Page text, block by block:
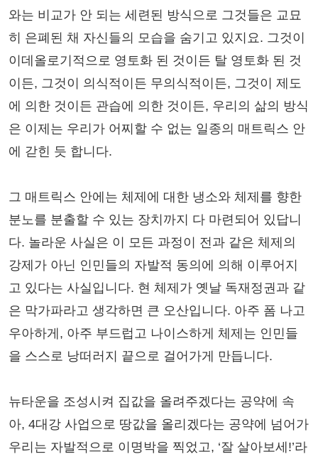
와는 비교가 안 되는 세련된 방식으로 그것들은 교묘
히 은폐된 채 자신들의 모습을 숨기고 있지요. 그것이
이데올로기적으로 영토화 된 것이든 탈 영토화 된 것
이든, 그것이 의식적이든 무의식적이든, 그것이 제도
에 의한 것이든 관습에 의한 것이든, 우리의 삶의 방식
은 이제는 우리가 어찌할 수 없는 일종의 매트릭스 안
에 갇힌 듯 합니다.
그 매트릭스 안에는 체제에 대한 냉소와 체제를 향한
분노를 분출할 수 있는 장치까지 다 마련되어 있답니
다. 놀라운 사실은 이 모든 과정이 전과 같은 체제의
강제가 아닌 인민들의 자발적 동의에 의해 이루어지
고 있다는 사실입니다. 현 체제가 옛날 독재정권과 같
은 막가파라고 생각하면 큰 오산입니다. 아주 폼 나고
우아하게, 아주 부드럽고 나이스하게 체제는 인민들
을 스스로 낭떠러지 끝으로 걸어가게 만듭니다.
뉴타운을 조성시켜 집값을 올려주겠다는 공약에 속
아, 4대강 사업으로 땅값을 올리겠다는 공약에 넘어가
우리는 자발적으로 이명박을 찍었고, ‘잘 살아보세!’라